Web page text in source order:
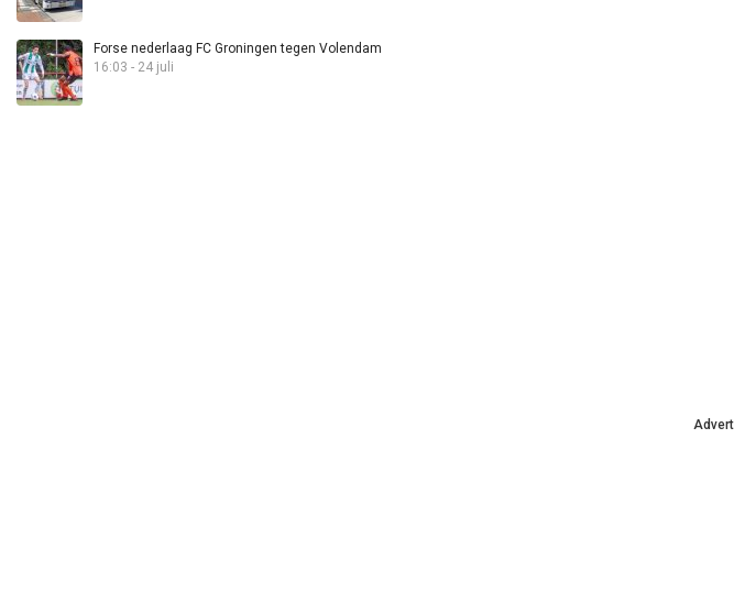
Forse nederlaag FC Groningen tegen Volendam
16:03 - 24 juli